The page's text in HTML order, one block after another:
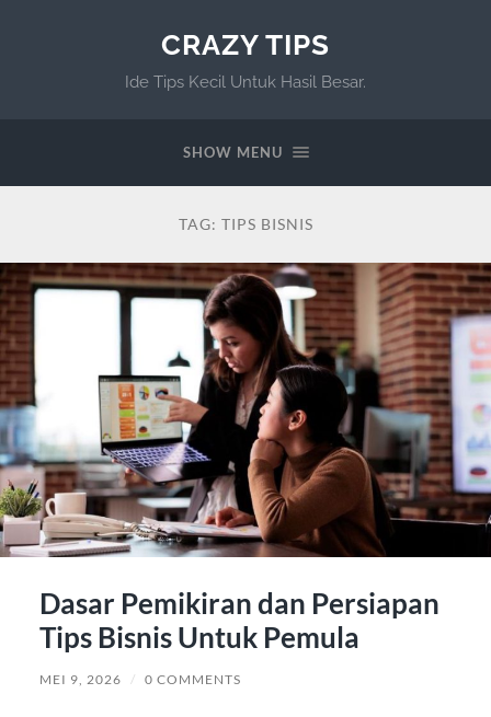
CRAZY TIPS
Ide Tips Kecil Untuk Hasil Besar.
SHOW MENU
TAG: TIPS BISNIS
Dasar Pemikiran dan Persiapan
Tips Bisnis Untuk Pemula
MEI 9, 2026 / 0 COMMENTS